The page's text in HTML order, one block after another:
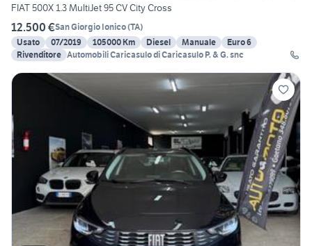
FIAT 500X 1.3 MultiJet 95 CV City Cross
12.500 €San Giorgio Ionico(TA)
Usato
07/2019 105000 Km Diesel Manuale
Euro 6
Rivenditore Automobili Caricasulo di Caricasulo P. & G. snc